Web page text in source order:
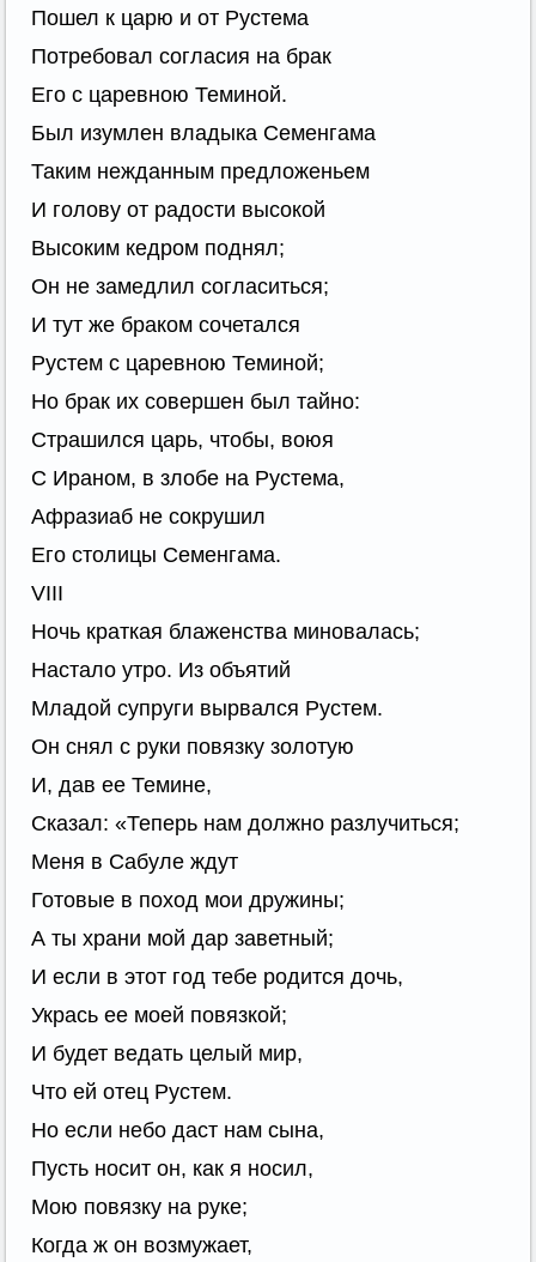
Пошел к царю и от Рустема
Потребовал согласия на брак
Его с царевною Теминой.
Был изумлен владыка Семенгама
Таким нежданным предложеньем
И голову от радости высокой
Высоким кедром поднял;
Он не замедлил согласиться;
И тут же браком сочетался
Рустем с царевною Теминой;
Но брак их совершен был тайно:
Страшился царь, чтобы, воюя
С Ираном, в злобе на Рустема,
Афразиаб не сокрушил
Его столицы Семенгама.
VIII
Ночь краткая блаженства миновалась;
Настало утро. Из объятий
Младой супруги вырвался Рустем.
Он снял с руки повязку золотую
И, дав ее Темине,
Сказал: «Теперь нам должно разлучиться;
Меня в Сабуле ждут
Готовые в поход мои дружины;
А ты храни мой дар заветный;
И если в этот год тебе родится дочь,
Укрась ее моей повязкой;
И будет ведать целый мир,
Что ей отец Рустем.
Но если небо даст нам сына,
Пусть носит он, как я носил,
Мою повязку на руке;
Когда ж он возмужает,